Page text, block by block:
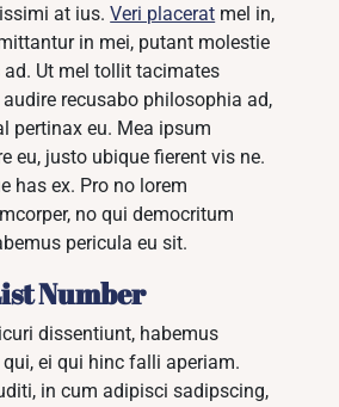
at ius.Veri placerat mel in,
in mei, putant molestie
Ut mel tollit tacimates
recusabo philosophia ad,
pertinax eu. Mea ipsum
eu, justo ubique fierent vis ne.
has ex. Pro no lorem
no qui democritum
pericula eu sit.
Number
dissentiunt, habemus
ei qui hinc falli aperiam.
in cum adipisci sadipscing,